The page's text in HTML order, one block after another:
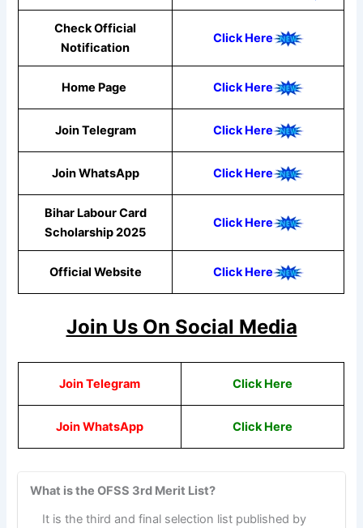
Check Official
Notification
Click Here
Home Page Click Here
Join Telegram Click Here
Join WhatsApp Click Here
Bihar Labour Card
Scholarship 2025
Click Here
Official Website Click Here
Join Us On Social Media
Join Telegram Click Here
Join WhatsApp Click Here
What is the OFSS 3rd Merit List?
It is the third and final selection list published by